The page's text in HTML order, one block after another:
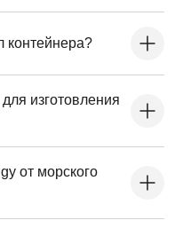
контейнера?
изготовления
от морского